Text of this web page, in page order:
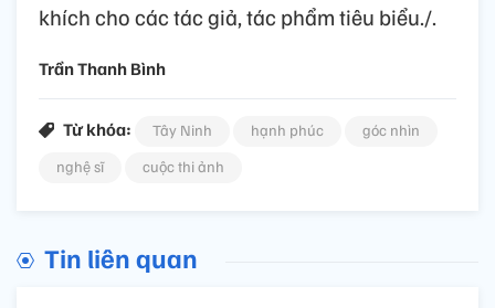
khích cho các tác giả, tác phẩm tiêu biểu./.
Trần Thanh Bình
Từ khóa: Tây Ninh hạnh phúc
góc nhìn
nghệ sĩ
cuộc thi ảnh
Tin liên quan